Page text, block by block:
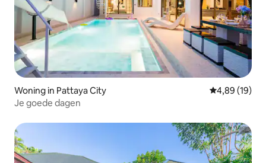
Woning in Pattaya City Gemiddelde
4,89 (19)
Je goede dagen